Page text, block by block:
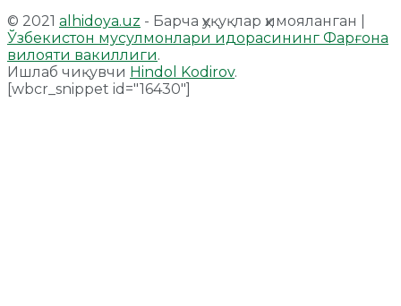
© 2021 alhidoya.uz - Барча ҳуқуқлар ҳимояланган |
Ўзбекистон мусулмонлари идорасининг Фарғона
вилояти вакиллиги.
Ишлаб чиқувчи Hindol Kodirov.
[wbcr_snippet id="16430"]